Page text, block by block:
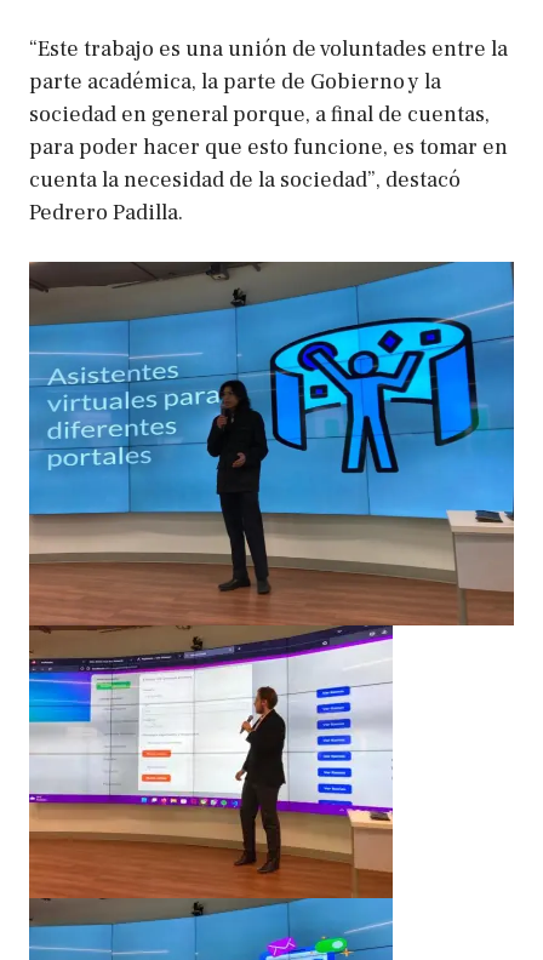
“Este trabajo es una unión de voluntades entre la
parte académica, la parte de Gobierno y la
sociedad en general porque, a final de cuentas,
para poder hacer que esto funcione, es tomar en
cuenta la necesidad de la sociedad”, destacó
Pedrero Padilla.